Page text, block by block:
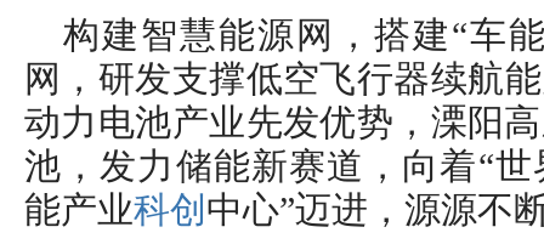
构建智慧能源网，搭建“车
网，研发支撑低空飞行器续航
动力电池产业先发优势，溧阳
池，发力储能新赛道，向着“
能产业科创 中心”迈进，源源不